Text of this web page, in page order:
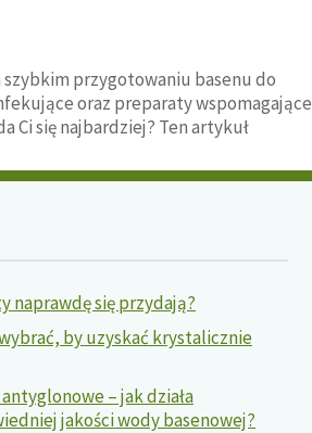
szybkim przygotowaniu basenu do
oraz preparaty wspomagające
Ci się najbardziej? Ten artykuł
naprawdę się przydają?
by uzyskać krystalicznie
– jak działa
jakości wody basenowej?